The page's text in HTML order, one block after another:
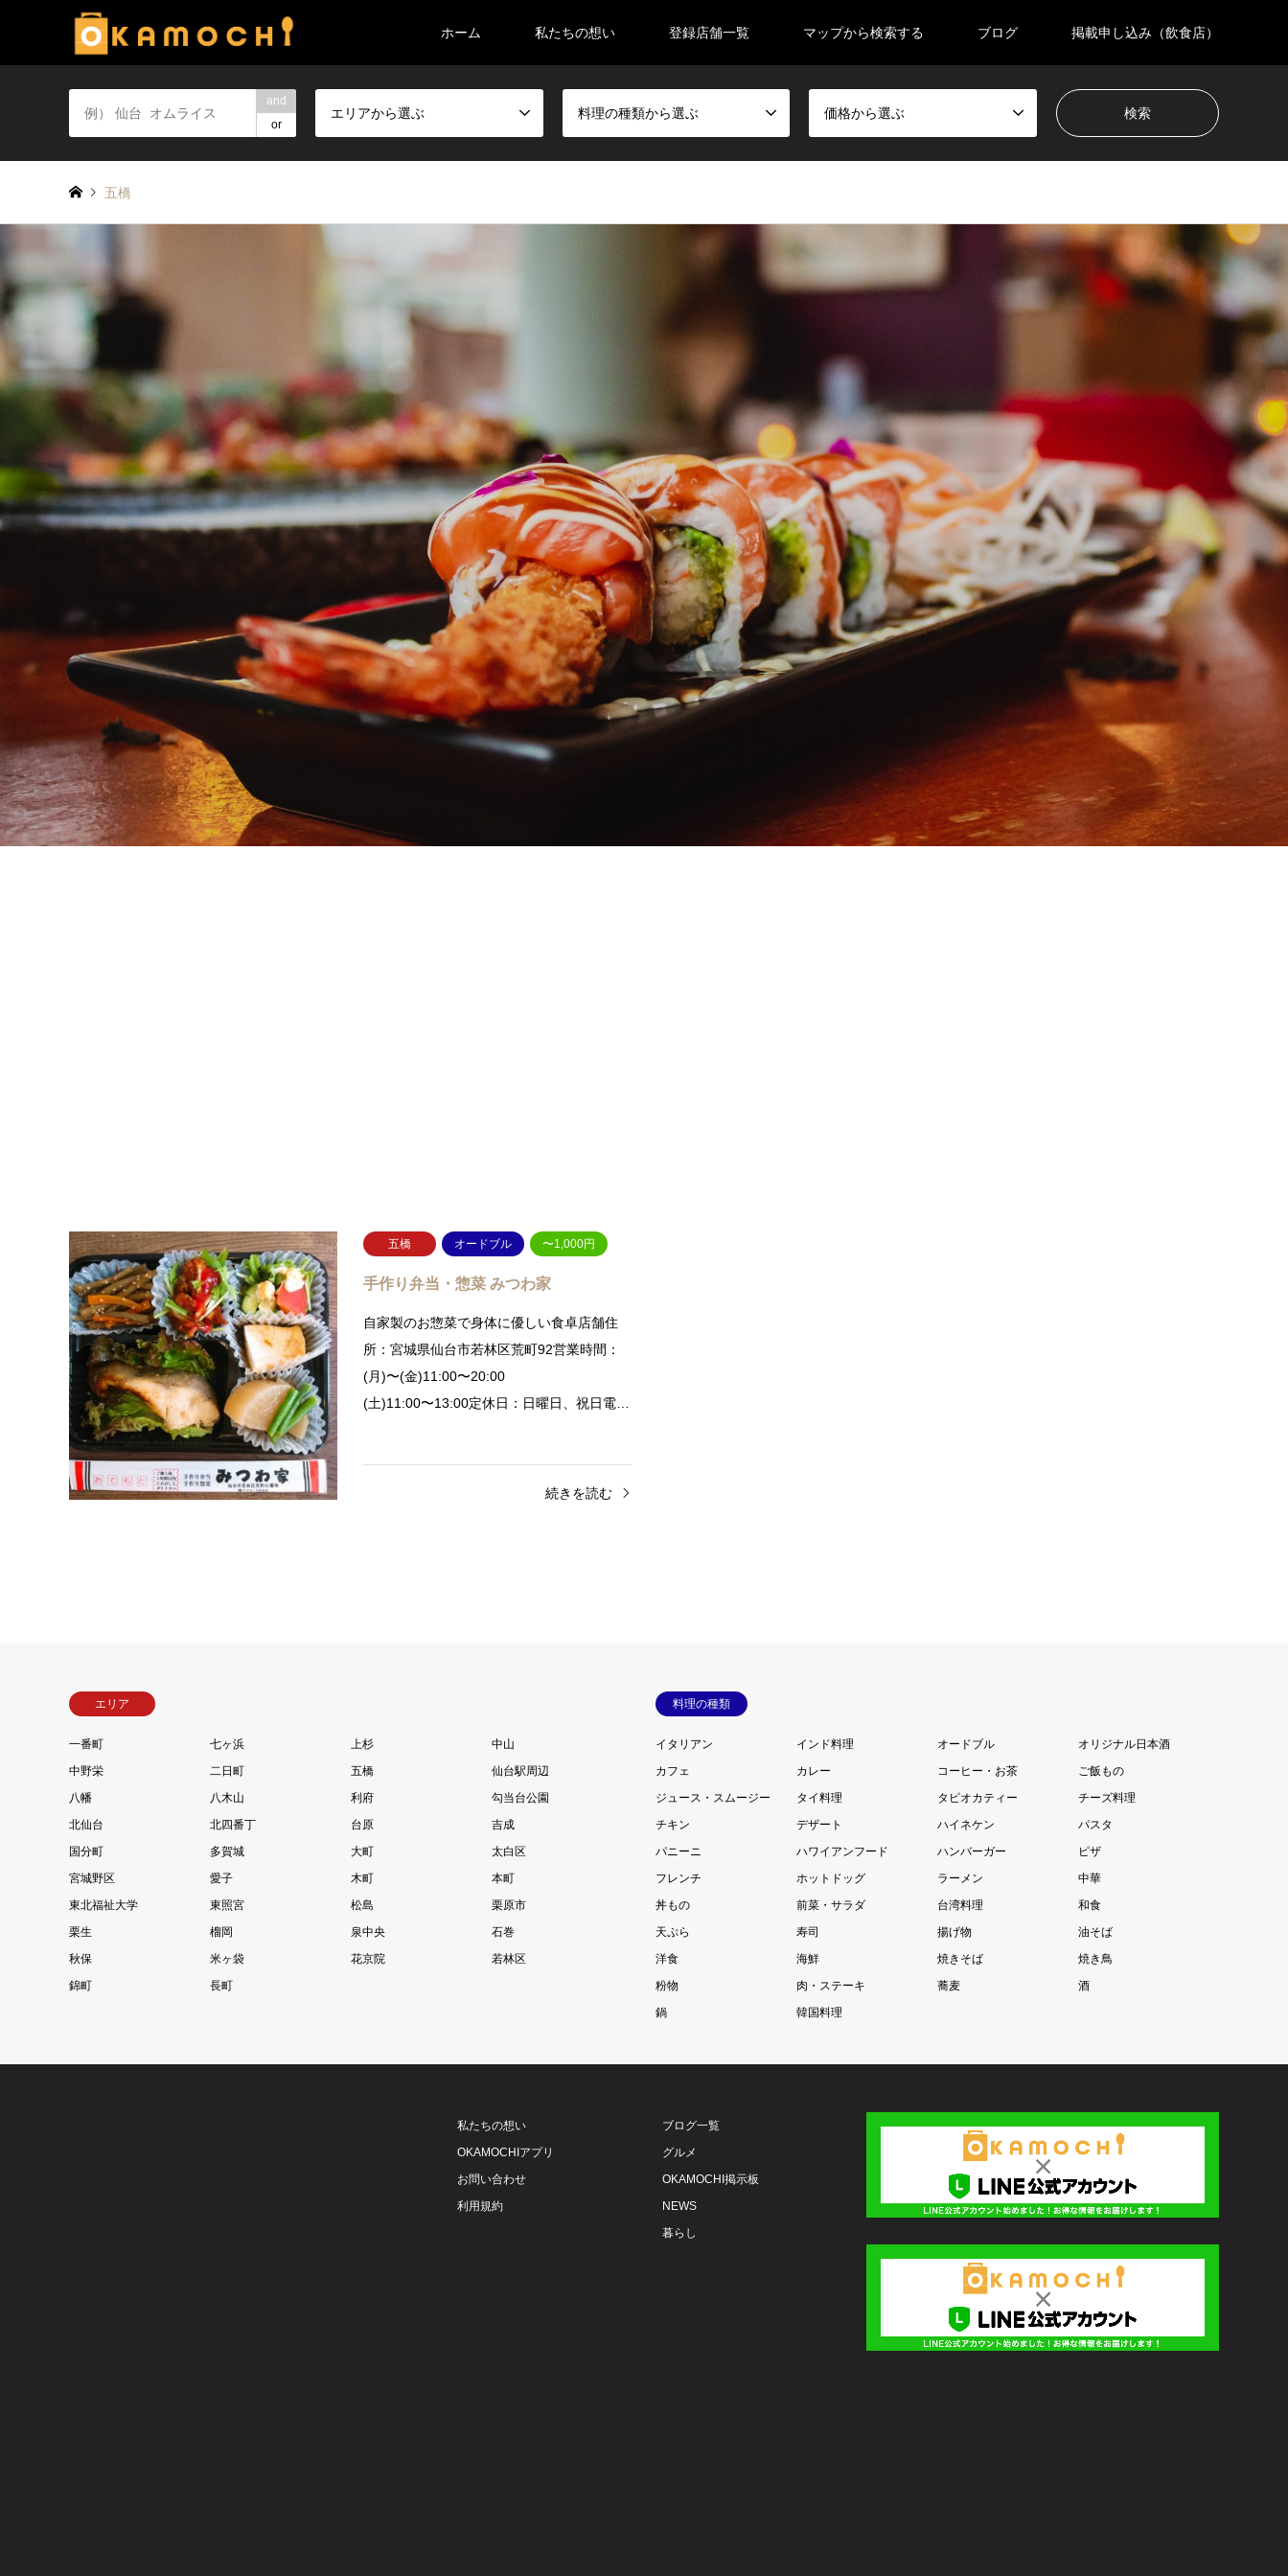
ホーム 私たちの想い 登録店舗一覧 マップから検索する ブログ 掲載申し込み（飲食店）
and
or
エリアから選ぶ 料理の種類から選ぶ 価格から選ぶ
五橋
五橋 オードブル 〜1,000円
手作り弁当・惣菜 みつわ家
自家製のお惣菜で身体に優しい食卓店舗住
所：宮城県仙台市若林区荒町92営業時間：
(月)〜(金)11:00〜20:00
(土)11:00〜13:00定休日：日曜日、祝日電…
続きを読む
エリア
一番町 七ヶ浜 上杉
中山
中野栄
二日町 五橋
仙台駅周辺
八幡
八木山 利府
勾当台公園
北仙台
北四番丁 台原
吉成
国分町
多賀城 大町
太白区
宮城野区
愛子 木町
本町
東北福祉大学
東照宮 松島
栗原市
栗生
榴岡 泉中央
石巻
秋保
米ヶ袋 花京院
若林区
錦町
長町
料理の種類
イタリアン インド料理 オードブル
オリジナル日本酒
カフェ
カレー コーヒー・お茶
ご飯もの
ジュース・スムージー
タイ料理 タピオカティー
チーズ料理
チキン
デザート ハイネケン
パスタ
パニーニ
ハワイアンフード ハンバーガー
ピザ
フレンチ
ホットドッグ ラーメン
中華
丼もの
前菜・サラダ 台湾料理
和食
天ぷら
寿司 揚げ物
油そば
洋食
海鮮 焼きそば
焼き鳥
粉物
肉・ステーキ 蕎麦
酒
鍋
韓国料理
私たちの想い
OKAMOCHIアプリ
お問い合わせ
利用規約
ブログ一覧
グルメ
OKAMOCHI掲示板
NEWS
暮らし